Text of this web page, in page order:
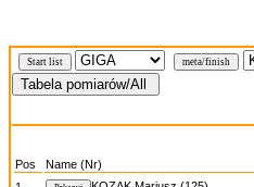
Start list meta/finish
Pos Name (Nr)